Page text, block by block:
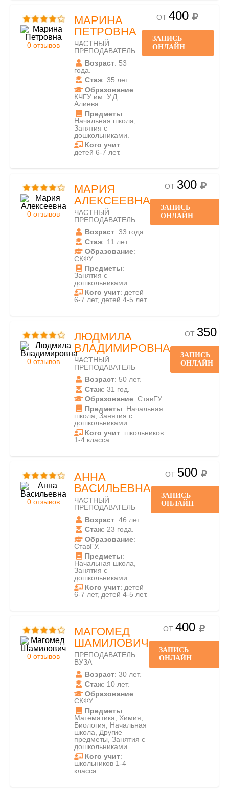
0 отзывов
МАРИНА
ПЕТРОВНА
ЧАСТНЫЙ
ПРЕПОДАВАТЕЛЬ
Возраст: 53
года.
Стаж: 35 лет.
Образование:
КЧГУ им. У.Д.
Алиева.
Предметы:
Начальная школа,
Занятия с
дошкольниками.
Кого учит:
детей 6-7 лет.
ОТ 400
ЗАПИСЬ
ОНЛАЙН
0 отзывов
МАРИЯ
АЛЕКСЕЕВНА
ЧАСТНЫЙ
ПРЕПОДАВАТЕЛЬ
Возраст: 33 года.
Стаж: 11 лет.
Образование:
СКФУ.
Предметы:
Занятия с
дошкольниками.
Кого учит: детей
6-7 лет, детей 4-5 лет.
ОТ 300
ЗАПИСЬ
ОНЛАЙН
0 отзывов
ЛЮДМИЛА
ВЛАДИМИРОВНА
ЧАСТНЫЙ
ПРЕПОДАВАТЕЛЬ
Возраст: 50 лет.
Стаж: 31 год.
Образование: СтавГУ.
Предметы: Начальная
школа, Занятия с
дошкольниками.
Кого учит: школьников
1-4 класса.
ОТ 350
ЗАПИСЬ
ОНЛАЙН
0 отзывов
АННА
ВАСИЛЬЕВНА
ЧАСТНЫЙ
ПРЕПОДАВАТЕЛЬ
Возраст: 46 лет.
Стаж: 23 года.
Образование:
СтавГУ.
Предметы:
Начальная школа,
Занятия с
дошкольниками.
Кого учит: детей
6-7 лет, детей 4-5 лет.
ОТ 500
ЗАПИСЬ
ОНЛАЙН
0 отзывов
МАГОМЕД
ШАМИЛОВИЧ
ПРЕПОДАВАТЕЛЬ
ВУЗА
Возраст: 30 лет.
Стаж: 10 лет.
Образование:
СКФУ.
Предметы:
Математика, Химия,
Биология, Начальная
школа, Другие
предметы, Занятия с
дошкольниками.
Кого учит:
школьников 1-4
класса.
ОТ 400
ЗАПИСЬ
ОНЛАЙН